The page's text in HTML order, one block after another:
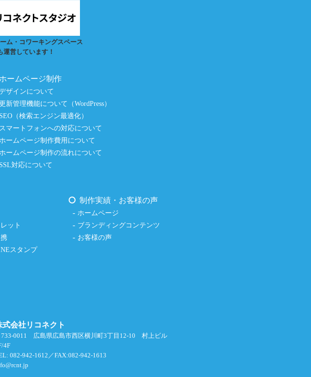
ム・コワーキングスペース
運営しています！
ホームページ制作
ザインについて
新管理機能について（WordPress）
SEO（検索エンジン最適化）
スマートフォンへの対応について
ホームページ制作費用について
ホームページ制作の流れについて
SSL対応について
ット
スタンプ
制作実績・お客様の声
ホームページ
ブランディングコンテンツ
お客様の声
式会社リコネクト
733-0011 広島県広島市西区横川町3丁目12-10 村上ビル
4F
082-942-1612／FAX:082-942-1613